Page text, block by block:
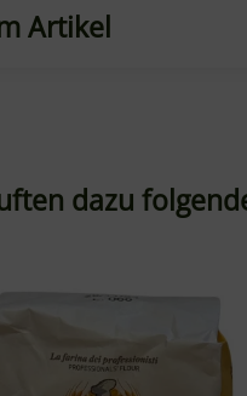
Artikel
dazu